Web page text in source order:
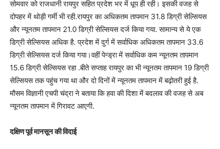
सोमवार को राजधानी रायपुर सहित प्रदेश भर में धूप ही रही। इसकी वजह से
दोपहर में थोड़ी गर्मी भी रही.रायपुर का अधिकतम तापमान 31.8 डिग्री सेल्सियस
और न्यूनतम तापमान 21.0 डिग्री सेल्सियस दर्ज किया गया. सामान्य से ये एक
डिग्री सेल्सियस अधिक है. प्रदेश में दुर्ग में सर्वाधिक अधिकतम तापमान 33.6
डिग्री सेल्सियस दर्ज किया गया।वहीं पेन्ड्रा में सर्वाधिक कम न्यूनतम तापमान
15.6 डिग्री सेल्सियस रहा .बीते सप्ताह रायपुर का भी न्यूनतम तापमान 19 डिग्री
सेल्सियस तक पहुंच गया था और दो दिनों में न्यूनतम तापमान में बढ़ोतरी हुई है.
मौसम विज्ञानी एचपी चंद्रा ने बताया कि हवा की दिशा में बदलाव की वजह से अब
न्यूनतम तापमान में गिरावट आएगी.
दक्षिण पूर्व मानसून की विदाई